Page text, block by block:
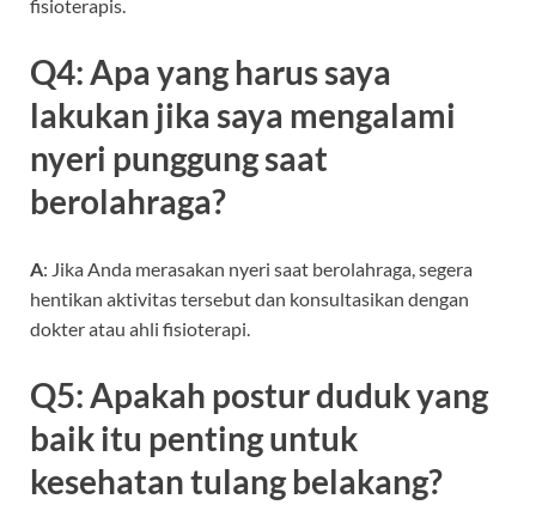
fisioterapis.
Q4: Apa yang harus saya
lakukan jika saya mengalami
nyeri punggung saat
berolahraga?
A: Jika Anda merasakan nyeri saat berolahraga, segera
hentikan aktivitas tersebut dan konsultasikan dengan
dokter atau ahli fisioterapi.
Q5: Apakah postur duduk yang
baik itu penting untuk
kesehatan tulang belakang?